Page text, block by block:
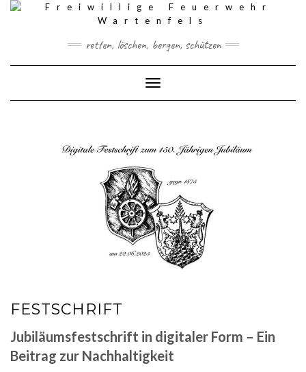
Skip
retten, löschen, bergen, schützen
Toggle Navigation
FESTSCHRIFT
Jubiläumsfestschrift in digitaler Form – Ein
Beitrag zur Nachhaltigkeit